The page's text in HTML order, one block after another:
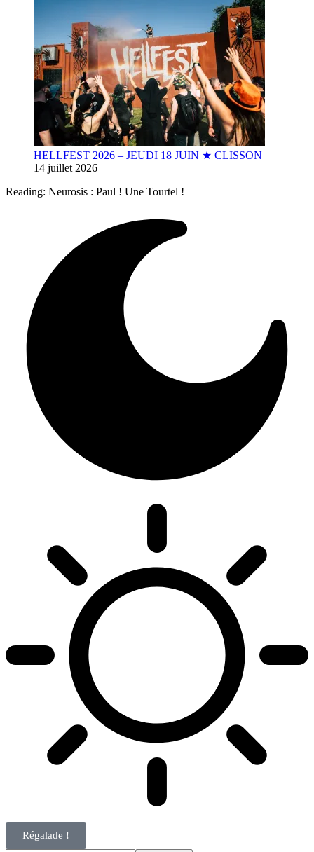
HELLFEST 2026 – JEUDI 18 JUIN ★ CLISSON
14 juillet 2026
Reading: Neurosis : Paul ! Une Tourtel !
Régalade !